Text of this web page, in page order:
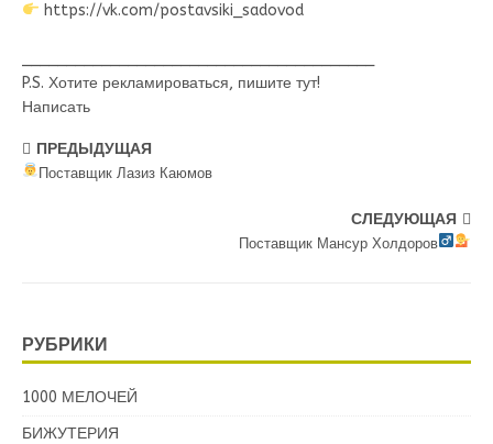
https://vk.com/postavsiki_sadovod
P.S. Хотите рекламироваться, пишите тут!
Написать
ПРЕДЫДУЩАЯ
Поставщик Лазиз Каюмов
СЛЕДУЮЩАЯ
Поставщик Мансур Холдоров
РУБРИКИ
1000 МЕЛОЧЕЙ
БИЖУТЕРИЯ